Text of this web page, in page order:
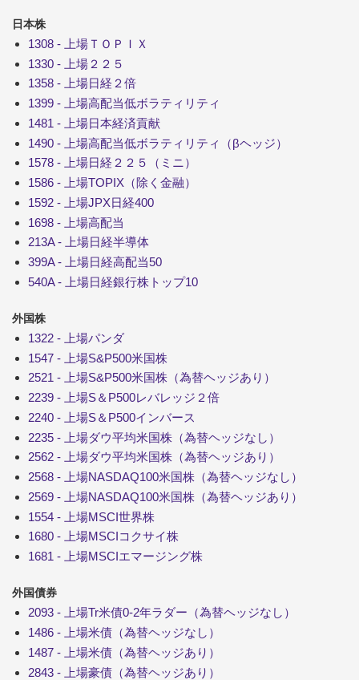
日本株
1308 - 上場ＴＯＰＩＸ
1330 - 上場２２５
1358 - 上場日経２倍
1399 - 上場高配当低ボラティリティ
1481 - 上場日本経済貢献
1490 - 上場高配当低ボラティリティ（βヘッジ）
1578 - 上場日経２２５（ミニ）
1586 - 上場TOPIX（除く金融）
1592 - 上場JPX日経400
1698 - 上場高配当
213A - 上場日経半導体
399A - 上場日経高配当50
540A - 上場日経銀行株トップ10
外国株
1322 - 上場パンダ
1547 - 上場S&P500米国株
2521 - 上場S&P500米国株（為替ヘッジあり）
2239 - 上場S＆P500レバレッジ２倍
2240 - 上場S＆P500インバース
2235 - 上場ダウ平均米国株（為替ヘッジなし）
2562 - 上場ダウ平均米国株（為替ヘッジあり）
2568 - 上場NASDAQ100米国株（為替ヘッジなし）
2569 - 上場NASDAQ100米国株（為替ヘッジあり）
1554 - 上場MSCI世界株
1680 - 上場MSCIコクサイ株
1681 - 上場MSCIエマージング株
外国債券
2093 - 上場Tr米債0-2年ラダー（為替ヘッジなし）
1486 - 上場米債（為替ヘッジなし）
1487 - 上場米債（為替ヘッジあり）
2843 - 上場豪債（為替ヘッジあり）